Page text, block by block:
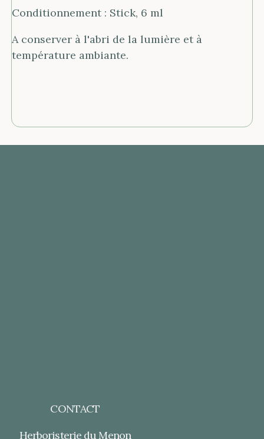
Conditionnement : Stick, 6 ml
A conserver à l'abri de la lumière et à
température ambiante.
CONTACT
Herboristerie du Menon